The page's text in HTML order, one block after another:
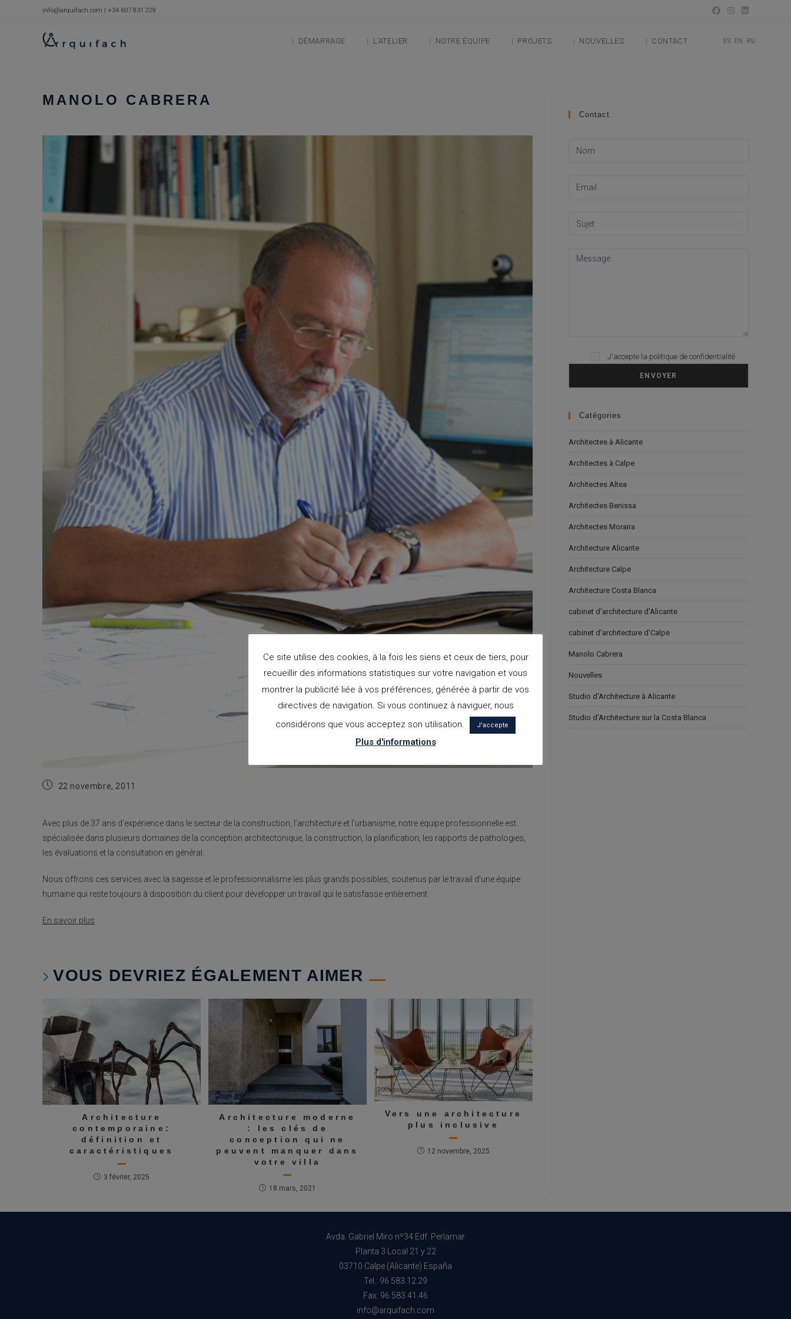
info@arquifach.com | +34 607 831 229
DÉMARRAGE L’ATELIER NOTRE ÉQUIPE PROJETS NOUVELLES CONTACT ES EN RU
MANOLO CABRERA
Publication
22 novembre, 2011
Avec plus de 37 ans d’expérience dans le secteur de la construction, l’architecture et l’urbanisme, notre équipe professionnelle est
spécialisée dans plusieurs domaines de la conception architectonique, la construction, la planification, les rapports de pathologies,
les évaluations et la consultation en général.
Nous offrons ces services avec la sagesse et le professionnalisme les plus grands possibles, soutenus par le travail d’une équipe
humaine qui reste toujours à disposition du client pour développer un travail qui le satisfasse entièrement.
En savoir plus
VOUS DEVRIEZ ÉGALEMENT AIMER
Architecture
contemporaine:
définition et
caractéristiques
3 février, 2025
Architecture moderne
: les clés de
conception qui ne
peuvent manquer dans
votre villa
18 mars, 2021
Vers une architecture
plus inclusive
12 novembre, 2025
Contact
Please leave this field empty.
J'accepte la politique de confidentialité
Catégories
Architectes à Alicante
Architectes à Calpe
Architectes Altea
Architectes Benissa
Architectes Moraira
Architecture Alicante
Architecture Calpe
Architecture Costa Blanca
cabinet d'architecture d'Alicante
cabinet d'architecture d'Calpe
Manolo Cabrera
Nouvelles
Studio d'Architecture à Alicante
Studio d'Architecture sur la Costa Blanca
Avda. Gabriel Miro nº34 Edf. Perlamar
Planta 3 Local 21 y 22
03710 Calpe (Alicante) España
Tel.: 96.583.12.29
Fax: 96.583.41.46
info@arquifach.com
Ce site utilise des cookies, à la fois les siens et ceux de tiers, pour
recueillir des informations statistiques sur votre navigation et vous
montrer la publicité liée à vos préférences, générée à partir de vos
directives de navigation. Si vous continuez à naviguer, nous
considérons que vous acceptez son utilisation.
J'accepte
Plus d'informations